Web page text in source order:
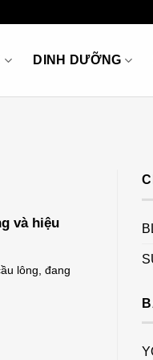
DINH DƯỠNG
và hiệu
lông, đang